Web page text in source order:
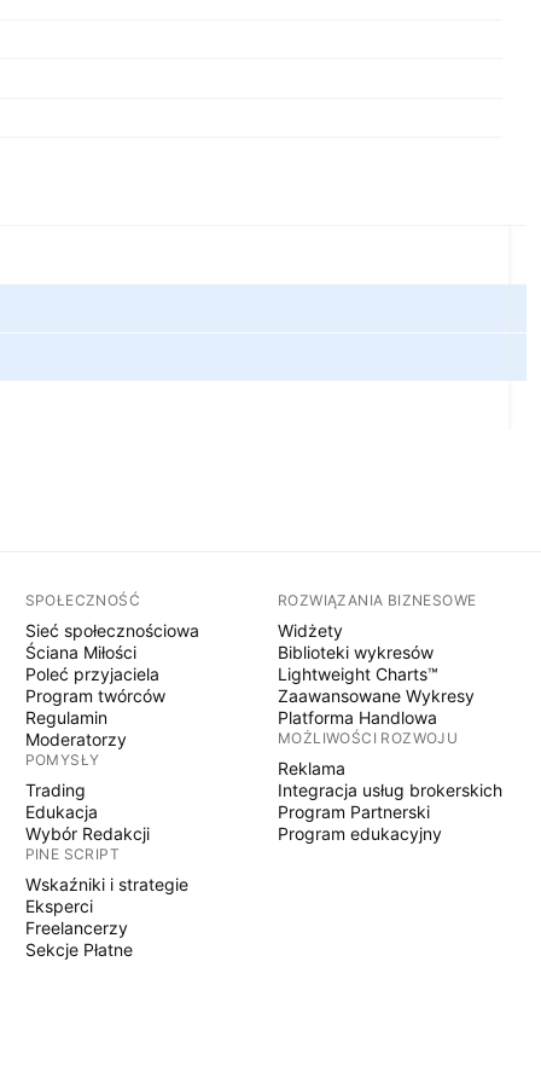
SPOŁECZNOŚĆ
Sieć społecznościowa
Ściana Miłości
Poleć przyjaciela
Program twórców
Regulamin
Moderatorzy
POMYSŁY
Trading
Edukacja
Wybór Redakcji
PINE SCRIPT
Wskaźniki i strategie
Eksperci
Freelancerzy
Sekcje Płatne
ROZWIĄZANIA BIZNESOWE
Widżety
Biblioteki wykresów
Lightweight Charts™
Zaawansowane Wykresy
Platforma Handlowa
MOŻLIWOŚCI ROZWOJU
Reklama
Integracja usług brokerskich
Program Partnerski
Program edukacyjny